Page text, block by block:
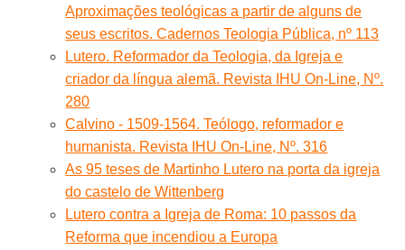
Aproximações teológicas a partir de alguns de
seus escritos. Cadernos Teologia Pública, nº 113
Lutero. Reformador da Teologia, da Igreja e
criador da língua alemã. Revista IHU On-Line, Nº.
280
Calvino - 1509-1564. Teólogo, reformador e
humanista. Revista IHU On-Line, Nº. 316
As 95 teses de Martinho Lutero na porta da igreja
do castelo de Wittenberg
Lutero contra a Igreja de Roma: 10 passos da
Reforma que incendiou a Europa